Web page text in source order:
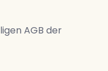
AGB der